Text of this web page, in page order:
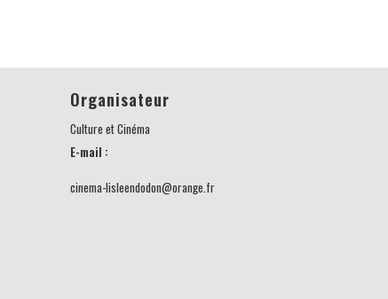
Organisateur
Culture et Cinéma
E-mail :
cinema-lisleendodon@orange.fr